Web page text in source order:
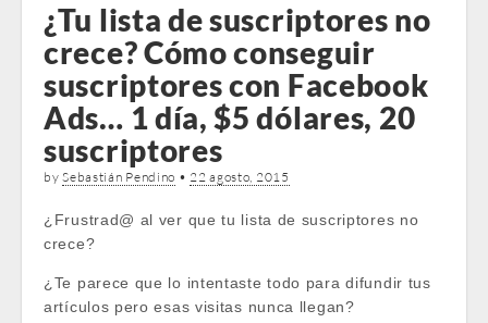
¿Tu lista de suscriptores no
crece? Cómo conseguir
suscriptores con Facebook
Ads… 1 día, $5 dólares, 20
suscriptores
bySebastián Pendino • 22 agosto, 2015
¿Frustrad@ al ver que tu lista de suscriptores no
crece?
¿Te parece que lo intentaste todo para difundir tus
artículos pero esas visitas nunca llegan?